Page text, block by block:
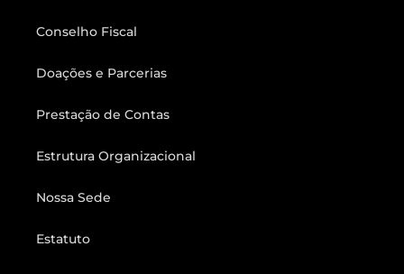
Conselho Fiscal
Doações e Parcerias
Prestação de Contas
Estrutura Organizacional
Nossa Sede
Estatuto